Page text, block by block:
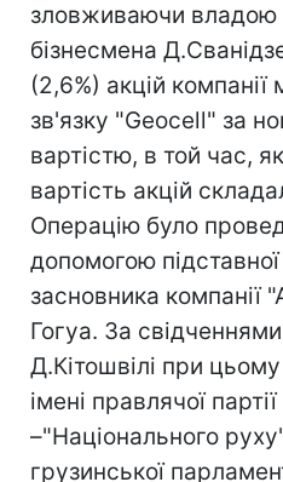
зловживаючи владою
бізнесмена
(2,6%) акцій компанії
зв'язку "Geoсell" за
вартістю, в той час,
вартість акцій
Операцію було
допомогою
засновника компанії
Гогуа. За свідченнями
Д.Кiтошвілі при цьому
імені правлячої партії
–"Національного
грузинської